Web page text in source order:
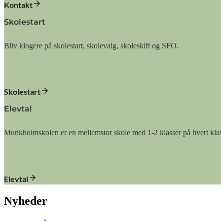
Kontakt
Skolestart
Bliv klogere på skolestart, skolevalg, skoleskift og SFO.
Skolestart
Elevtal
Munkholmskolen er en mellemstor skole med 1-2 klasser på hvert
Elevtal
Nyheder